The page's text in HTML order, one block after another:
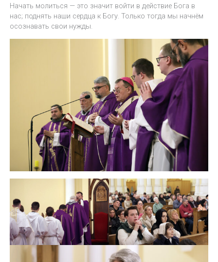
Начать молиться — это значит войти в действие Бога в
нас; поднять наши сердца к Богу. Только тогда мы начнём
осознавать свои нужды.